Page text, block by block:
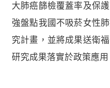
大肺癌篩檢覆蓋率及保
強盤點我國不吸菸女性
究計畫，並將成果送衛
研究成果落實於政策應